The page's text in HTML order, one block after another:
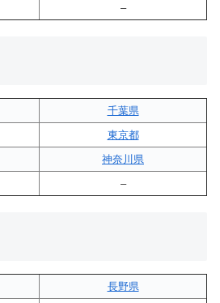
–
千葉県
東京都
神奈川県
–
長野県